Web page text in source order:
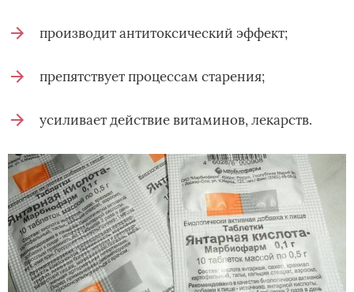
производит антитоксический эффект;
препятствует процессам старения;
усиливает действие витаминов, лекарств.